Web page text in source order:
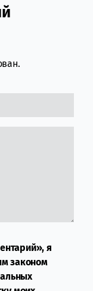
я
законом